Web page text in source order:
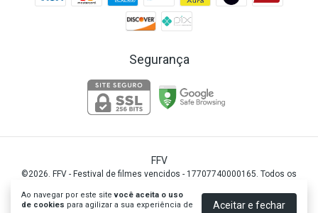
Ao navegar por este sitevocê aceita o uso
de cookies para agilizar a sua experiência de
Aceitar e fechar
Segurança
FFV
©2026. FFV - Festival de filmes vencidos - 17707740000165. Todos os